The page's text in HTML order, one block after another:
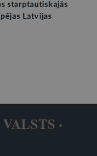
starptautiskajās
Latvijas
·